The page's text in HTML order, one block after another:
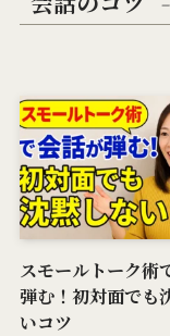
スモールトーク術
弾む！初対面でも
いコツ